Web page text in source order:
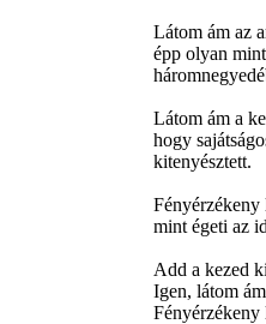
Látom ám az
épp olyan
Látom ám a
hogy
kitenyésztett.
Fényérzékeny
mint égeti az
Add a kezed
Igen, látom
Fényérzékeny